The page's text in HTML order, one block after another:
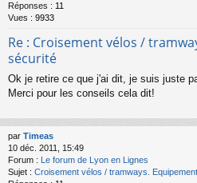
Réponses : 11
Vues : 9933
Re : Croisement vélos /
sécurité
Ok je retire ce que j'ai dit, je suis juste
Merci pour les conseils cela dit!
par Timeas
10 déc. 2011, 15:49
Forum : Le forum de Lyon en Lignes
Sujet : Croisement vélos / tramways.